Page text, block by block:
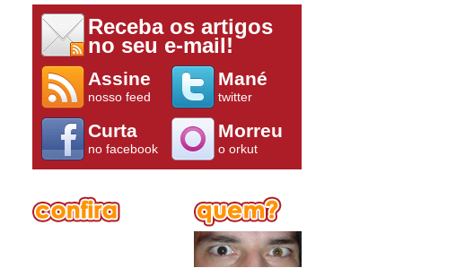
Receba os artigos
no seu e-mail!
Assine
nosso feed
Mané
twitter
Curta
no facebook
Morreu
o orkut